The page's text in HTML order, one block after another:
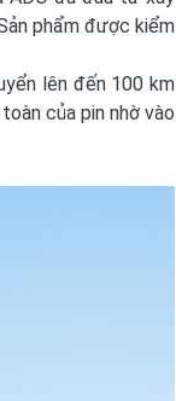
phẩm được kiểm
lên đến 100 km
của pin nhờ vào